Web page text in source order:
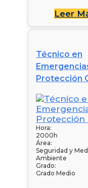
Leer
Técnico en
Protección
Hora:
2000h
Área:
Seguridad y
Ambiente
Grado:
Grado Medio